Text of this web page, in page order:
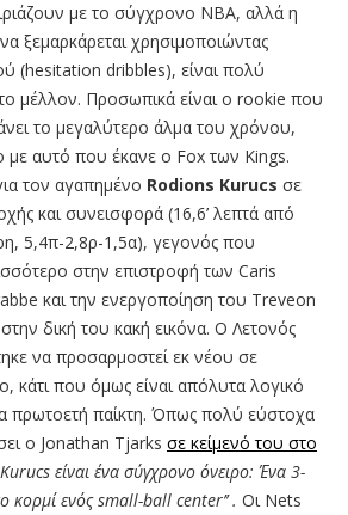
με το σύγχρονο ΝΒΑ, αλλά η
ξεμαρκάρεται χρησιμοποιώντας
(hesitation dribbles), είναι πολύ
μέλλον. Προσωπικά είναι ο rookie που
το μεγαλύτερο άλμα του χρόνου,
με αυτό που έκανε ο Fox των Kings.
τον αγαπημένο Rodions Kurucs σε
και συνεισφορά (16,6’ λεπτά από
5,4π-2,8ρ-1,5α), γεγονός που
στην επιστροφή των Caris
και την ενεργοποίηση του Treveon
δική του κακή εικόνα. Ο Λετονός
να προσαρμοστεί εκ νέου σε
κάτι που όμως είναι απόλυτα λογικό
πρωτοετή παίκτη. Όπως πολύ εύστοχα
ο Jonathan Tjarks σε κείμενό του στο
Kurucs είναι ένα σύγχρονο όνειρο: Ένα 3-
κορμί ενός small-ball center’’ . Oι Nets